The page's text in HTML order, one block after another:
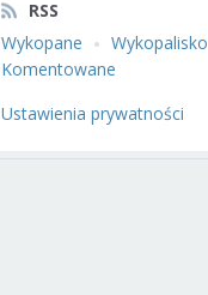
RSS
Wykopane
Wykopalisko
Komentowane
Ustawienia prywatności